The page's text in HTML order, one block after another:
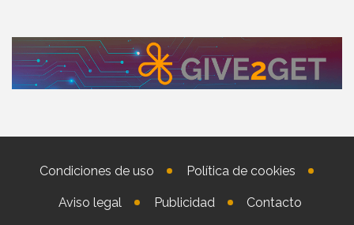
Condiciones de uso Política de cookies
Aviso legal Publicidad Contacto